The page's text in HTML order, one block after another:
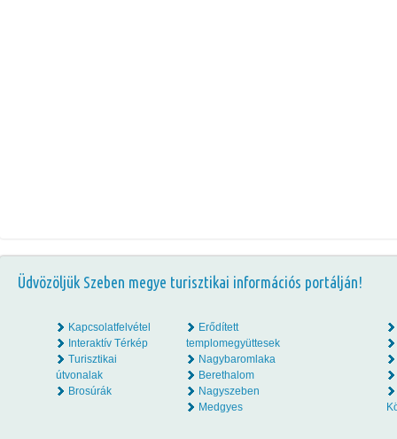
Üdvözöljük Szeben megye turisztikai információs portálján!
Kapcsolatfelvétel
Interaktív Térkép
Turisztikai
útvonalak
Brosúrák
Erődített
templomegyüttesek
Nagybaromlaka
Berethalom
Nagyszeben
Medgyes